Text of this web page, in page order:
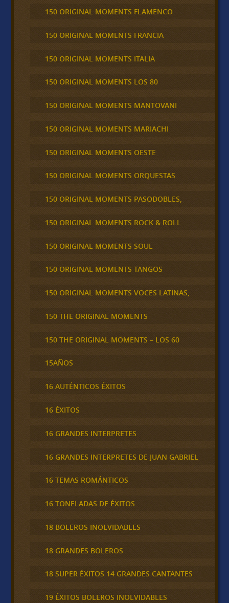
150 ORIGINAL MOMENTS FLAMENCO
150 ORIGINAL MOMENTS FRANCIA
150 ORIGINAL MOMENTS ITALIA
150 ORIGINAL MOMENTS LOS 80
150 ORIGINAL MOMENTS MANTOVANI
150 ORIGINAL MOMENTS MARIACHI
150 ORIGINAL MOMENTS OESTE
150 ORIGINAL MOMENTS ORQUESTAS
150 ORIGINAL MOMENTS PASODOBLES,
150 ORIGINAL MOMENTS ROCK & ROLL
150 ORIGINAL MOMENTS SOUL
150 ORIGINAL MOMENTS TANGOS
150 ORIGINAL MOMENTS VOCES LATINAS,
150 THE ORIGINAL MOMENTS
150 THE ORIGINAL MOMENTS – LOS 60
15AÑOS
16 AUTÉNTICOS ÉXITOS
16 ÉXITOS
16 GRANDES INTERPRETES
16 GRANDES INTERPRETES DE JUAN GABRIEL
16 TEMAS ROMÁNTICOS
16 TONELADAS DE ÉXITOS
18 BOLEROS INOLVIDABLES
18 GRANDES BOLEROS
18 SUPER ÉXITOS 14 GRANDES CANTANTES
19 ÉXITOS BOLEROS INOLVIDABLES